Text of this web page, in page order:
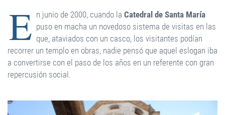
E n junio de 2000, cuando la Catedral de Santa María
puso en macha un novedoso sistema de visitas en las
que, ataviados con un casco, los visitantes podían
recorrer un templo en obras, nadie pensó que aquel eslogan iba
a convertirse con el paso de los años en un referente con gran
repercusión social.